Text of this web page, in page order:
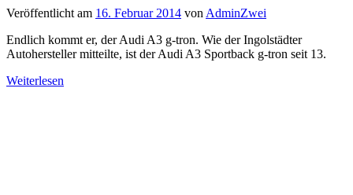
Veröffentlicht am 16. Februar 2014 von AdminZwei
Endlich kommt er, der Audi A3 g-tron. Wie der Ingolstädter
Autohersteller mitteilte, ist der Audi A3 Sportback g-tron seit 13.
Weiterlesen